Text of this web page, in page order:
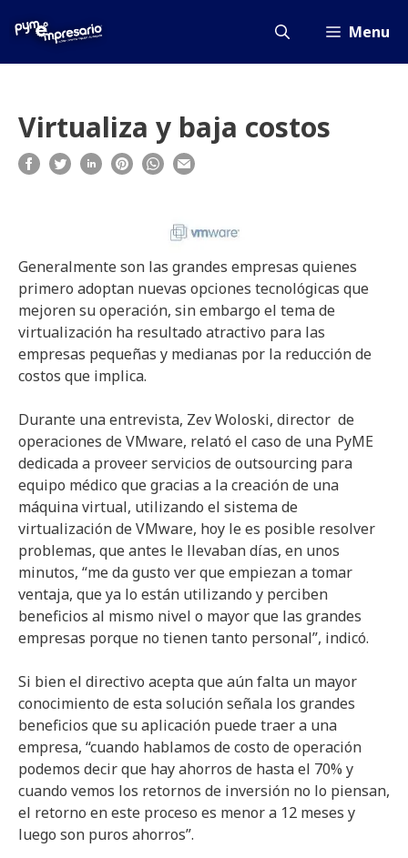
Menu
Virtualiza y baja costos
Generalmente son las grandes empresas quienes
primero adoptan nuevas opciones tecnológicas que
mejoren su operación, sin embargo el tema de
virtualización ha resultado atractivo para las
empresas pequeñas y medianas por la reducción de
costos que implica.
Durante una entrevista, Zev Woloski, director de
operaciones de VMware, relató el caso de una PyME
dedicada a proveer servicios de outsourcing para
equipo médico que gracias a la creación de una
máquina virtual, utilizando el sistema de
virtualización de VMware, hoy le es posible resolver
problemas, que antes le llevaban días, en unos
minutos, “me da gusto ver que empiezan a tomar
ventaja, que ya lo están utilizando y perciben
beneficios al mismo nivel o mayor que las grandes
empresas porque no tienen tanto personal”, indicó.
Si bien el directivo acepta que aún falta un mayor
conocimiento de esta solución señala los grandes
beneficios que su aplicación puede traer a una
empresa, “cuando hablamos de costo de operación
podemos decir que hay ahorros de hasta el 70% y
cuando vemos los retornos de inversión no lo piensan,
el retorno en este proceso es menor a 12 meses y
luego son puros ahorros”.